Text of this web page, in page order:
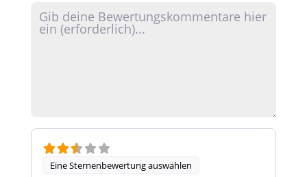
Rezensionstext
Eine Sternenbewertung auswählen